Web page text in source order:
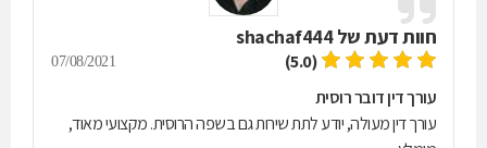
חוות דעת שלshachaf444
(5.0)
07/08/2021
עורך דין דובר רוסית
עורך דין מעולה, יודע לתת שירות גם בשפה הרוסית. מקצועי מאוד,